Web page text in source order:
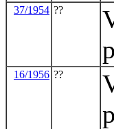
37/1954 ??
16/1956 ??